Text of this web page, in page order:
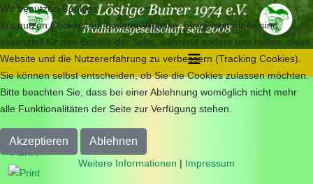
T-Shirt
Wir benutzen Cookies
Wir nutzen Cookies auf unserer Website. Einige von ihnen sind
essenziell für den Betrieb der Seite, während andere uns helfen, diese
Website und die Nutzererfahrung zu verbessern (Tracking Cookies).
Sie können selbst entscheiden, ob Sie die Cookies zulassen möchten.
Bitte beachten Sie, dass bei einer Ablehnung womöglich nicht mehr
alle Funktionalitäten der Seite zur Verfügung stehen.
Akzeptieren Ablehnen
Weitere Informationen | Impressum